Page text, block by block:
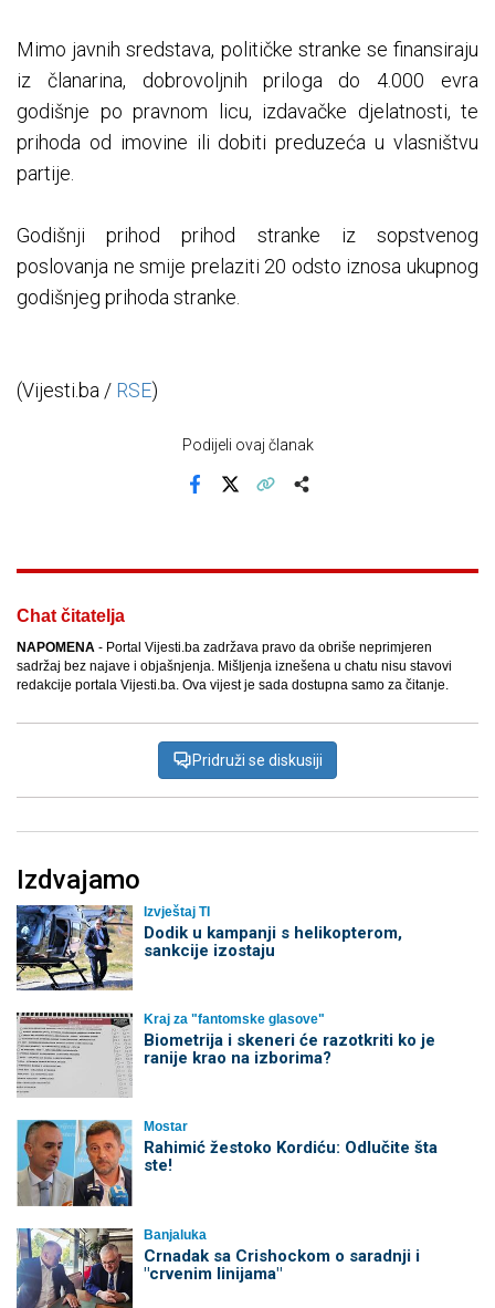
Mimo javnih sredstava, političke stranke se finansiraju
iz članarina, dobrovoljnih priloga do 4.000 evra
godišnje po pravnom licu, izdavačke djelatnosti, te
prihoda od imovine ili dobiti preduzeća u vlasništvu
partije.
Godišnji prihod prihod stranke iz sopstvenog
poslovanja ne smije prelaziti 20 odsto iznosa ukupnog
godišnjeg prihoda stranke.
(Vijesti.ba / RSE)
Podijeli ovaj članak
Chat čitatelja
NAPOMENA - Portal Vijesti.ba zadržava pravo da obriše neprimjeren
sadržaj bez najave i objašnjenja. Mišljenja iznešena u chatu nisu stavovi
redakcije portala Vijesti.ba. Ova vijest je sada dostupna samo za čitanje.
Pridruži se diskusiji
Izdvajamo
Izvještaj TI
Dodik u kampanji s helikopterom,
sankcije izostaju
Kraj za "fantomske glasove"
Biometrija i skeneri će razotkriti ko je
ranije krao na izborima?
Mostar
Rahimić žestoko Kordiću: Odlučite šta
ste!
Banjaluka
Crnadak sa Crishockom o saradnji i
"crvenim linijama"